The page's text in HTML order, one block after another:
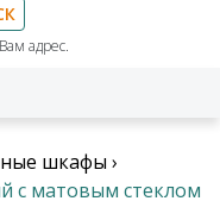
адрес.
шкафы ›
с матовым стеклом